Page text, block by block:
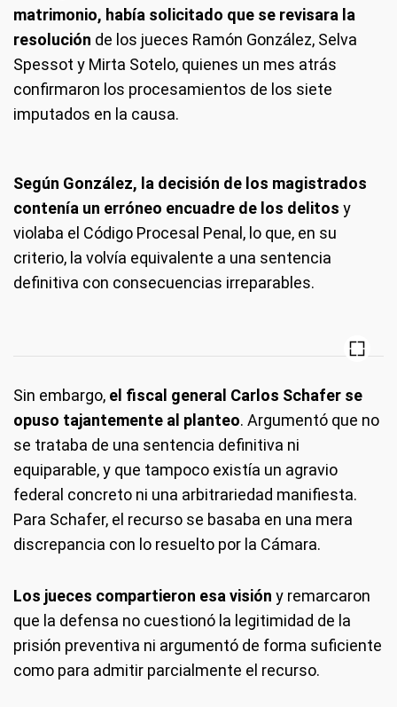
matrimonio, había solicitado que se revisara la
resolución de los jueces Ramón González, Selva
Spessot y Mirta Sotelo, quienes un mes atrás
confirmaron los procesamientos de los siete
imputados en la causa.
Según González, la decisión de los magistrados
contenía un erróneo encuadre de los delitos y
violaba el Código Procesal Penal, lo que, en su
criterio, la volvía equivalente a una sentencia
definitiva con consecuencias irreparables.
Sin embargo, el fiscal general Carlos Schafer se
opuso tajantemente al planteo. Argumentó que no
se trataba de una sentencia definitiva ni
equiparable, y que tampoco existía un agravio
federal concreto ni una arbitrariedad manifiesta.
Para Schafer, el recurso se basaba en una mera
discrepancia con lo resuelto por la Cámara.
Los jueces compartieron esa visión y remarcaron
que la defensa no cuestionó la legitimidad de la
prisión preventiva ni argumentó de forma suficiente
como para admitir parcialmente el recurso.